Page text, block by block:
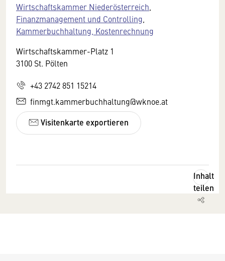
Wirtschaftskammer Niederösterreich
Finanzmanagement und Controlling
Kammerbuchhaltung, Kostenrechnung
Wirtschaftskammer-Platz 1
3100 St. Pölten
+43 2742 851 15214
finmgt.kammerbuchhaltung@wknoe.at
Visitenkarte exportieren
Inhalt
teilen